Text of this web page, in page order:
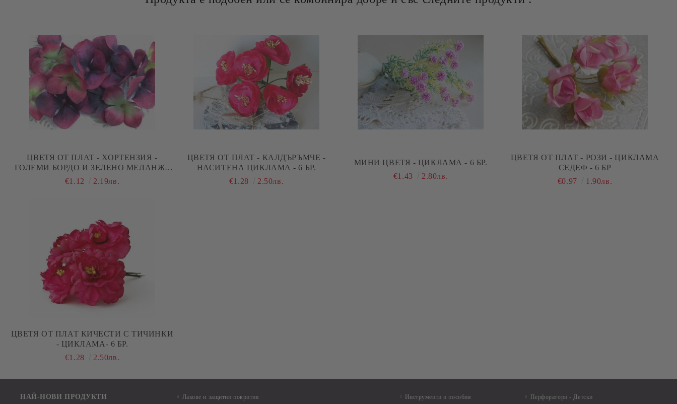
ЦВЕТЯ ОТ ПЛАТ - ХОРТЕНЗИЯ -
ГОЛЕМИ БОРДО И ЗЕЛЕНО МЕЛАНЖ -
12 БР.
€1.12 2.19лв.
ЦВЕТЯ ОТ ПЛАТ - КАЛДЪРЪМЧЕ -
НАСИТЕНА ЦИКЛАМА - 6 БР.
€1.28
2.50лв.
МИНИ ЦВЕТЯ - ЦИКЛАМА - 6 БР.
€1.43
2.80лв.
ЦВЕТЯ ОТ ПЛАТ - РОЗИ - ЦИКЛАМА
СЕДЕФ - 6 БР
€0.97
1.90лв.
ЦВЕТЯ ОТ ПЛАТ КИЧЕСТИ С ТИЧИНКИ
- ЦИКЛАМА- 6 БР.
€1.28
2.50лв.
НАЙ-НОВИ ПРОДУКТИ
Лакове и защитни покрития
Инструменти и пособия
Перфоратори - Детски